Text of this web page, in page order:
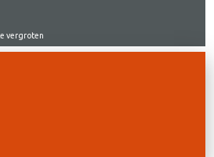
vergroten